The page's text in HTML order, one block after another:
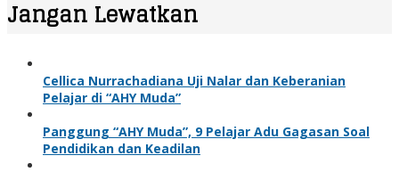
Jangan Lewatkan
Cellica Nurrachadiana Uji Nalar dan Keberanian
Pelajar di “AHY Muda”
Panggung “AHY Muda”, 9 Pelajar Adu Gagasan Soal
Pendidikan dan Keadilan